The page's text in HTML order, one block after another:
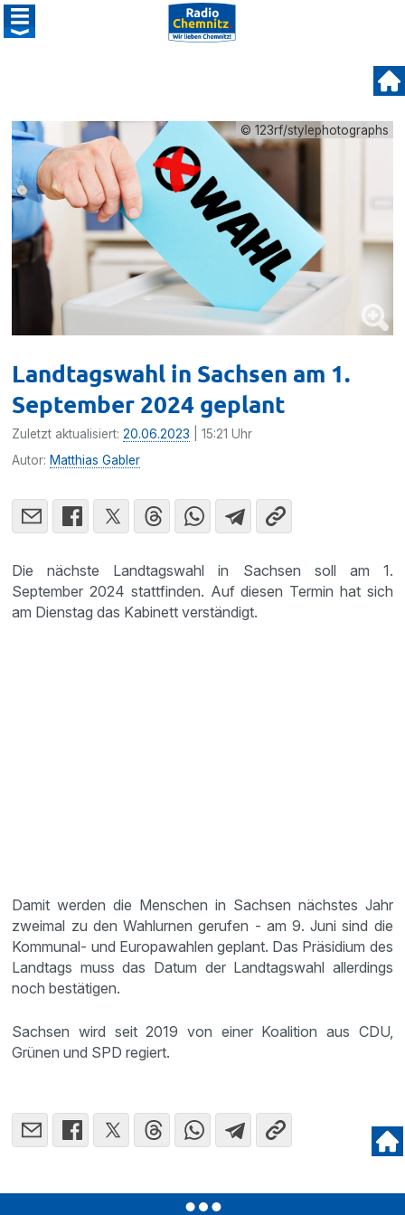
© 123rf/stylephotographs
Landtagswahl in Sachsen am 1.
September 2024 geplant
Zuletzt aktualisiert:20.06.2023 | 15:21 Uhr
Autor: Matthias Gabler
Die nächste Landtagswahl in Sachsen soll am 1.
September 2024 stattfinden. Auf diesen Termin hat sich
am Dienstag das Kabinett verständigt.
Damit werden die Menschen in Sachsen nächstes Jahr
zweimal zu den Wahlurnen gerufen - am 9. Juni sind die
Kommunal- und Europawahlen geplant. Das Präsidium des
Landtags muss das Datum der Landtagswahl allerdings
noch bestätigen.
Sachsen wird seit 2019 von einer Koalition aus CDU,
Grünen und SPD regiert.